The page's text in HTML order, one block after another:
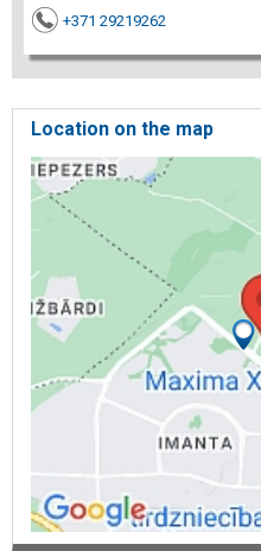
+371 29219262
Location on the map